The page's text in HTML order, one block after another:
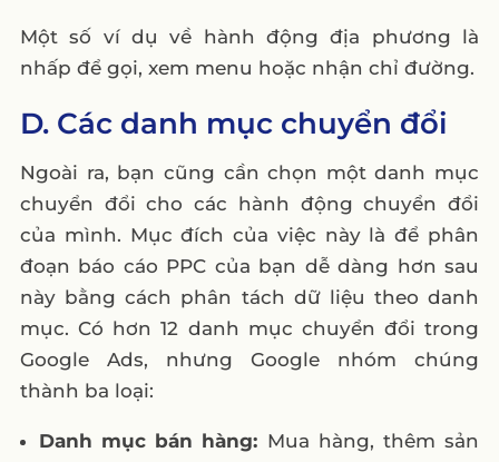
Một số ví dụ về hành động địa phương là
nhấp để gọi, xem menu hoặc nhận chỉ đường.
D. Các danh mục chuyển đổi
Ngoài ra, bạn cũng cần chọn một danh mục
chuyển đổi cho các hành động chuyển đổi
của mình. Mục đích của việc này là để phân
đoạn báo cáo PPC của bạn dễ dàng hơn sau
này bằng cách phân tách dữ liệu theo danh
mục. Có hơn 12 danh mục chuyển đổi trong
Google Ads, nhưng Google nhóm chúng
thành ba loại:
Danh mục bán hàng: Mua hàng, thêm sản